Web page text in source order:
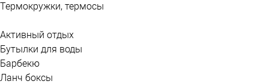
Термокружки, термосы
Активный отдых
Бутылки для воды
Барбекю
Ланч боксы